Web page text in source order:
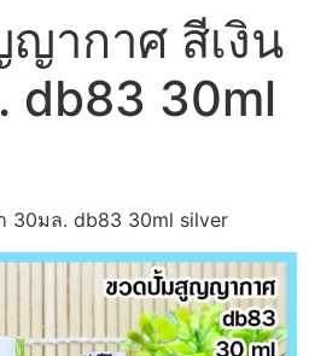
ากาศ สีเงิน
db83 30ml
30มล. db83 30ml silver